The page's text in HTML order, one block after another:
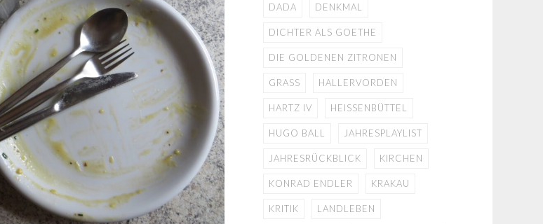
DADA DENKMAL
DICHTER ALS GOETHE
DIE GOLDENEN ZITRONEN
GRASS HALLERVORDEN
HARTZ IV HEISSENBÜTTEL
HUGO BALL JAHRESPLAYLIST
JAHRESRÜCKBLICK KIRCHEN
KONRAD ENDLER KRAKAU
KRITIK LANDLEBEN